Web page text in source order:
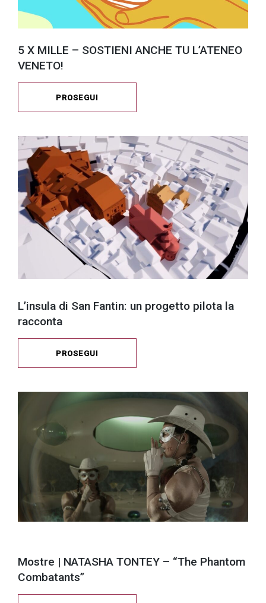
5 X MILLE – SOSTIENI ANCHE TU L’ATENEO
VENETO!
PROSEGUI
L’insula di San Fantin: un progetto pilota la
racconta
PROSEGUI
Mostre | NATASHA TONTEY – “The Phantom
Combatants”